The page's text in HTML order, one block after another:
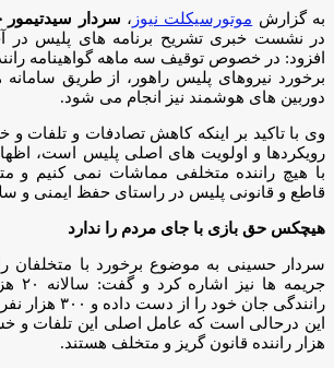
به گزارش موتورسیکلت نیوز ، سردار
در نشست خبری تشریح برنامه های پلیس در
افزود: در خصوص توقیف سه ماهه گواهینامه
برخورد نیروهای پلیس راهور، از طریق سامانه
دوربین های هوشمند نیز انجام می شود.
وی با تاکید بر اینکه کاهش تصادفات و تلفات
رویکردها و اولویت های اصلی پلیس است،
با هیچ راننده متخلفی مماشات نمی کنیم و
قاطع و قانونی پلیس در راستای حفظ ایمنی و
هیچکس حق بازی با جای مردم را ندارد
سردار حسینی به موضوع برخورد با متخلفان
جریمه
رانندگی جان خود
هزار راننده قانون گریز و متخلف هستند.